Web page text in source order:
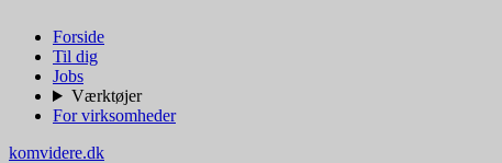
Forside
Til dig
Jobs
Værktøjer
For virksomheder
komvidere.dk